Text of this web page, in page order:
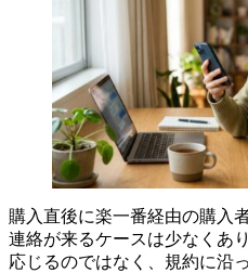
購入直後に楽一番経由の購入
連絡が来るケースは少なくあ
応じるのではなく、規約に沿